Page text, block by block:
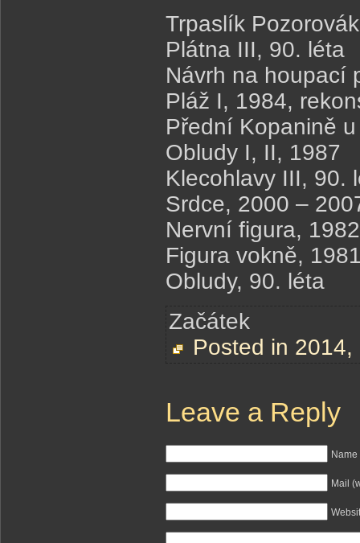
Trpaslík
Plátna III, 90. léta
Návrh na houpací
Pláž I, 1984,
Přední Kopanině
Obludy I, II, 1987
Klecohlavy III, 90.
Srdce, 2000 –
Nervní figura, 1982
Figura vokně,
Obludy, 90. léta
Začátek
Posted in 2014,
Leave a Reply
Mail